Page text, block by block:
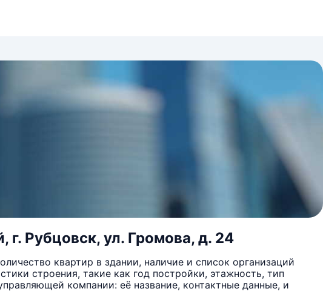
Рубцовск, ул. Громова, д. 24
квартир в здании, наличие и список организаций
строения, такие как год постройки, этажность, тип
компании: её название, контактные данные, и